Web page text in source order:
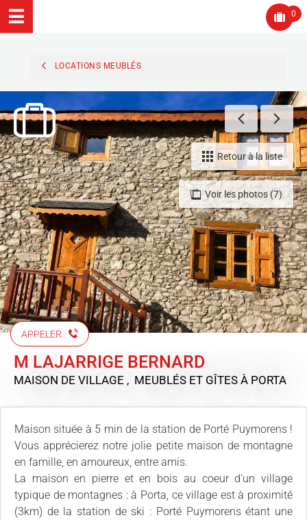
0
LOCATIONS MEUBLÉS
Voir les photos (7)
Retour à la liste
APPELER
M LAJARRIGE BERNARD
MAISON DE VILLAGE , MEUBLÉS ET GÎTES À PORTA
Maison située à 5 min de la station de Porté Puymorens !
Vous apprécierez notre jolie petite maison de montagne
en famille, en amoureux, entre amis.
La maison en pierre et en bois au coeur d'un village
typique de montagnes : à Porta, ce village est à proximité
(3km) de la station de ski : Porté Puymorens étant une